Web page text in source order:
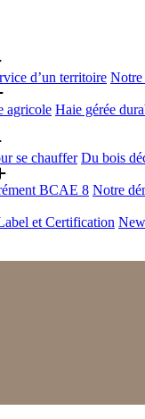
d’un territoire Notre
agricole Haie gérée
se chauffer Du bois
BCAE 8 Notre
et Certification